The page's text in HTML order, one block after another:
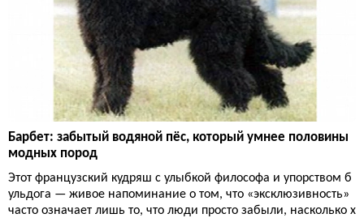
Барбет: забытый водяной пёс, который умнее половины
модных пород
Этот французский кудряш с улыбкой философа и упорством б
ульдога — живое напоминание о том, что «эксклюзивность»
часто означает лишь то, что люди просто забыли, насколько х